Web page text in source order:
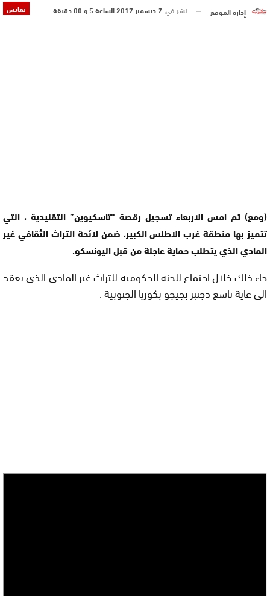
تعايش إدارة الموقع نشر في 7 ديسمبر 2017 الساعة 5 و 00 دقيقة
(ومع) تم امس الاربعاء تسجيل رقصة “تاسكيوين” التقليدية ، التي
تتميز بها منطقة غرب الاطلس الكبير، ضمن لائحة التراث الثقافي غير
المادي الذي يتطلب حماية عاجلة من قبل اليونسكو.
جاء ذلك خلال اجتماع للجنة الحكومية للتراث غير المادي الذي يعقد
الى غاية تاسع دجنبر بجيجو بكوريا الجنوبية .